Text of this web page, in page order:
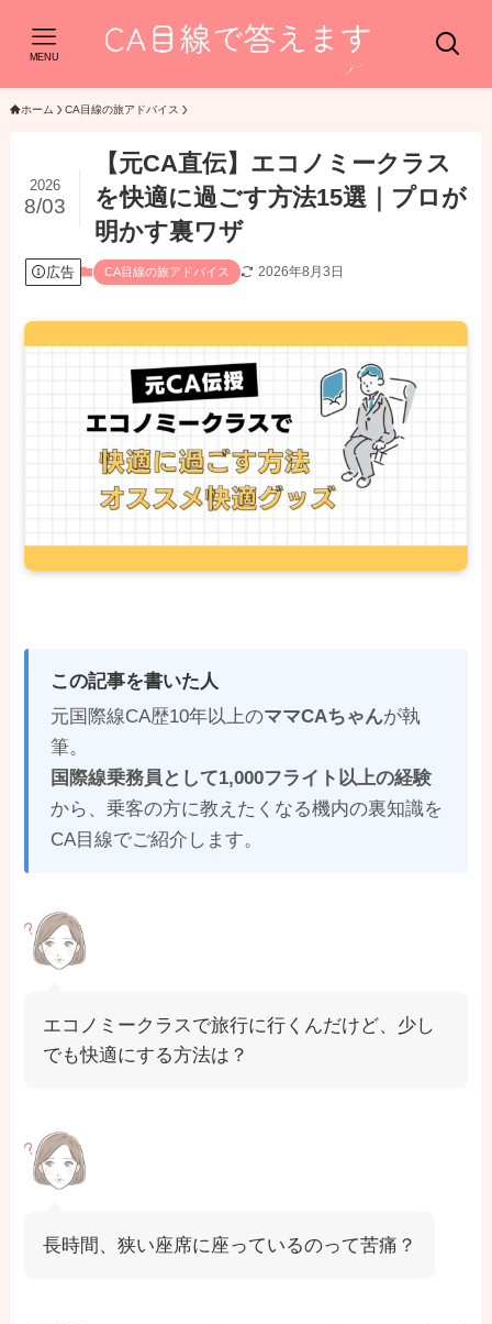
MENU
ホーム CA目線の旅アドバイス
【元CA直伝】エコノミークラス
を快適に過ごす方法15選｜プロが
明かす裏ワザ
2026
8/03
広告 CA目線の旅アドバイス 2026年8月3日
この記事を書いた人
元国際線CA歴10年以上のママCAちゃんが執
筆。
国際線乗務員として1,000フライト以上の経験
から、乗客の方に教えたくなる機内の裏知識を
CA目線でご紹介します。
エコノミークラスで旅行に行くんだけど、少し
でも快適にする方法は？
長時間、狭い座席に座っているのって苦痛？